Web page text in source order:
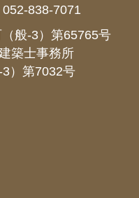
838-7071
般-3）第65765号
築士事務所
）第7032号